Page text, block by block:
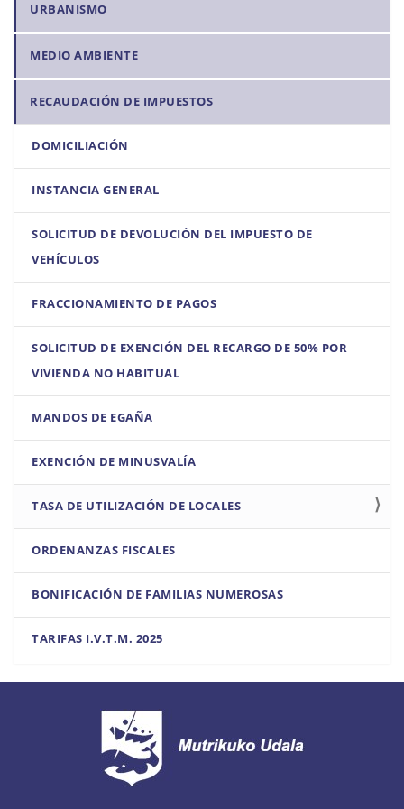
URBANISMO
MEDIO AMBIENTE
RECAUDACIÓN DE IMPUESTOS
DOMICILIACIÓN
INSTANCIA GENERAL
SOLICITUD DE DEVOLUCIÓN DEL IMPUESTO DE
VEHÍCULOS
FRACCIONAMIENTO DE PAGOS
SOLICITUD DE EXENCIÓN DEL RECARGO DE 50% POR
VIVIENDA NO HABITUAL
MANDOS DE EGAÑA
EXENCIÓN DE MINUSVALÍA
TASA DE UTILIZACIÓN DE LOCALES
ORDENANZAS FISCALES
BONIFICACIÓN DE FAMILIAS NUMEROSAS
TARIFAS I.V.T.M. 2025